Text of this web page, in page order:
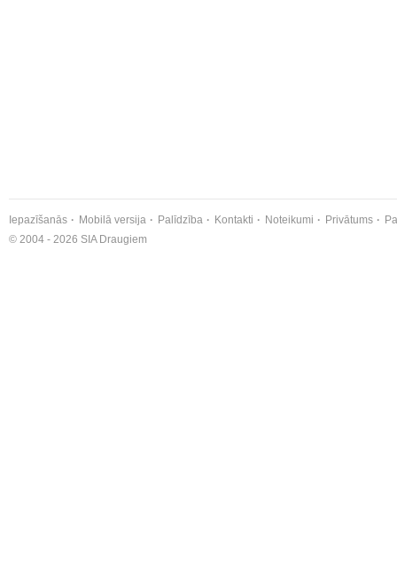
Iepazīšanās Mobilā versija Palīdzība Kontakti Noteikumi Privātums
© 2004 - 2026 SIA Draugiem